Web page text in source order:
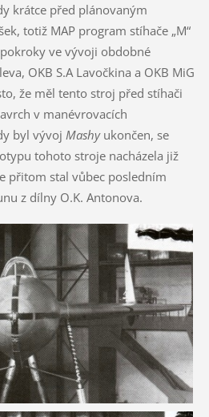
krátce před plánovaným
totiž MAP program stíhače „M“
ve vývoji obdobné
OKB S.A Lavočkina a OKB MiG
že měl tento stroj před stíhači
v manévrovacích
byl vývoj Mashyukončen, se
tohoto stroje nacházela již
přitom stal vůbec posledním
z dílny O.K. Antonova.